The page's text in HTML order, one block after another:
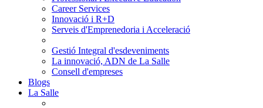
Career Services
Innovació i R+D
Serveis d'Emprenedoria i Acceleració
Gestió Integral d'esdeveniments
La innovació, ADN de La Salle
Consell d'empreses
Blogs
La Salle